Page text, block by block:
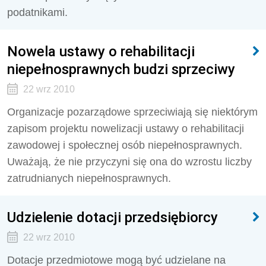
podatnikami.
Nowela ustawy o rehabilitacji
niepełnosprawnych budzi sprzeciwy
22 wrz 2010
Organizacje pozarządowe sprzeciwiają się niektórym
zapisom projektu nowelizacji ustawy o rehabilitacji
zawodowej i społecznej osób niepełnosprawnych.
Uważają, że nie przyczyni się ona do wzrostu liczby
zatrudnianych niepełnosprawnych.
Udzielenie dotacji przedsiębiorcy
22 wrz 2010
Dotacje przedmiotowe mogą być udzielane na